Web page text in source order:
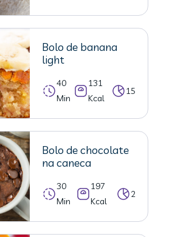
Bolo de banana
light
40
Min
131
Kcal
15
Bolo de chocolate
na caneca
30
Min
197
Kcal
2